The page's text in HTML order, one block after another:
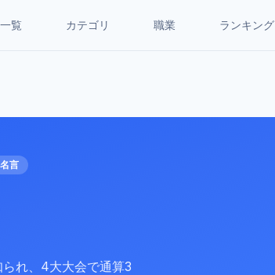
覧 カテゴリ 職業 ランキング
言
れ、4大大会で通算3